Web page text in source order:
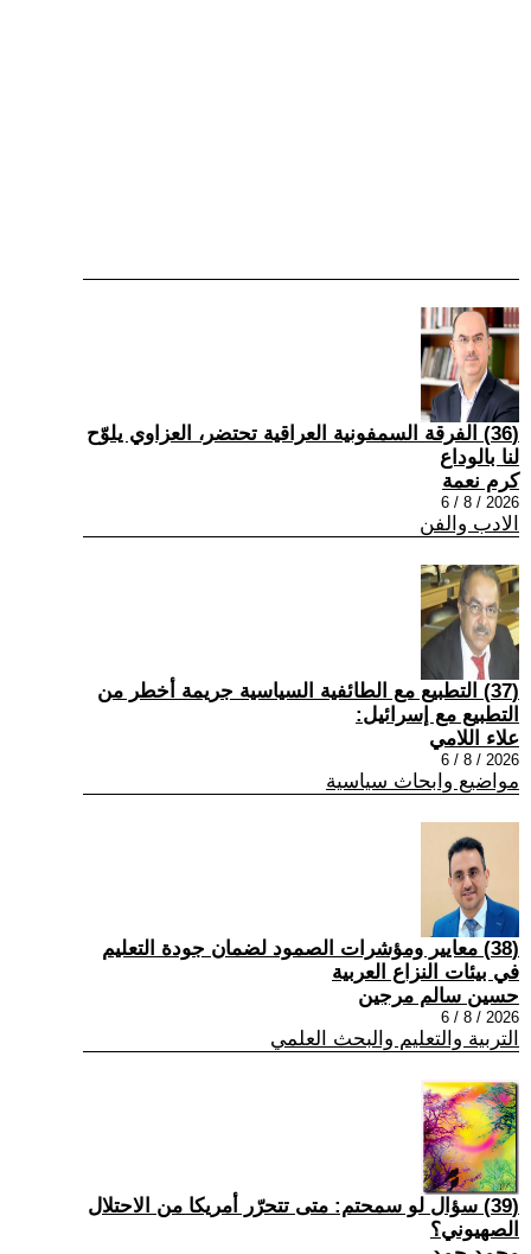
(36) الفرقة السمفونية العراقية تحتضر، العزاوي يلوّح
لنا بالوداع
كرم نعمة
2026 / 8 / 6
الادب والفن
(37) التطبيع مع الطائفية السياسية جريمة أخطر من
التطبيع مع إسرائيل:
علاء اللامي
2026 / 8 / 6
مواضيع وابحاث سياسية
(38) معايير ومؤشرات الصمود لضمان جودة التعليم
في بيئات النزاع العربية
حسين سالم مرجين
2026 / 8 / 6
التربية والتعليم والبحث العلمي
(39) سؤال لو سمحتم: متى تتحرّر أمريكا من الاحتلال
الصهيوني؟